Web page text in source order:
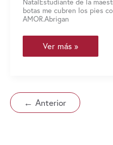
NatalEstudiante de la
botas me cubren los pies
AMOR.Abrigan
Las
Botas
Ver más »
← Anterior